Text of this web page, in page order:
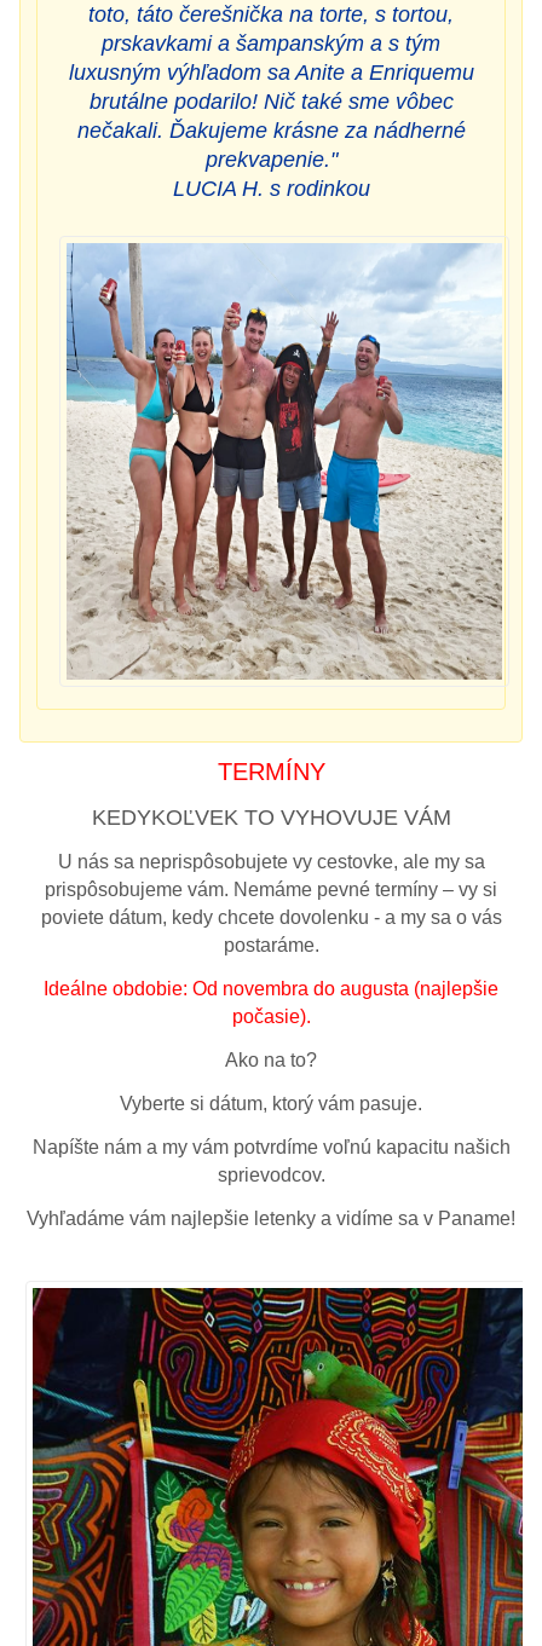
toto, táto čerešnička na torte, s tortou,
prskavkami a šampanským a s tým
luxusným výhľadom sa Anite a Enriquemu
brutálne podarilo! Nič také sme vôbec
nečakali. Ďakujeme krásne za nádherné
prekvapenie."
LUCIA H. s rodinkou
TERMÍNY
KEDYKOĽVEK TO VYHOVUJE VÁM
U nás sa neprispôsobujete vy cestovke, ale my sa
prispôsobujeme vám. Nemáme pevné termíny – vy si
poviete dátum, kedy chcete dovolenku - a my sa o vás
postaráme.
Ideálne obdobie: Od novembra do augusta (najlepšie
počasie).
Ako na to?
Vyberte si dátum, ktorý vám pasuje.
Napíšte nám a my vám potvrdíme voľnú kapacitu našich
sprievodcov.
Vyhľadáme vám najlepšie letenky a vidíme sa v Paname!